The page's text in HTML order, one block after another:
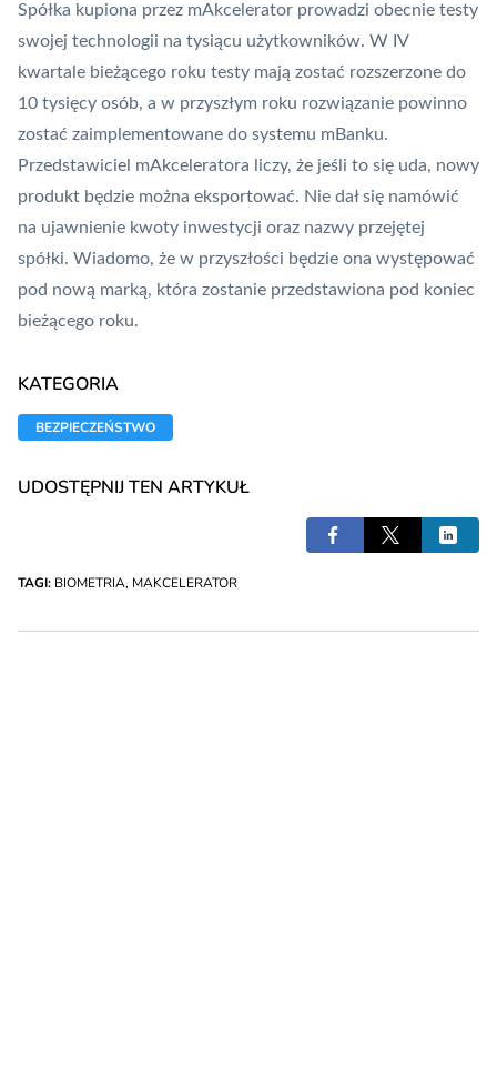
Spółka kupiona przez mAkcelerator prowadzi obecnie testy
swojej technologii na tysiącu użytkowników. W IV
kwartale bieżącego roku testy mają zostać rozszerzone do
10 tysięcy osób, a w przyszłym roku rozwiązanie powinno
zostać zaimplementowane do systemu mBanku.
Przedstawiciel mAkceleratora liczy, że jeśli to się uda, nowy
produkt będzie można eksportować. Nie dał się namówić
na ujawnienie kwoty inwestycji oraz nazwy przejętej
spółki. Wiadomo, że w przyszłości będzie ona występować
pod nową marką, która zostanie przedstawiona pod koniec
bieżącego roku.
KATEGORIA
BEZPIECZEŃSTWO
UDOSTĘPNIJ TEN ARTYKUŁ
TAGI: BIOMETRIA, MAKCELERATOR